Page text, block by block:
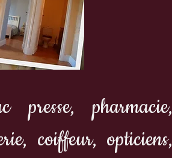
presse, pharmacie,
coiffeur, opticiens,